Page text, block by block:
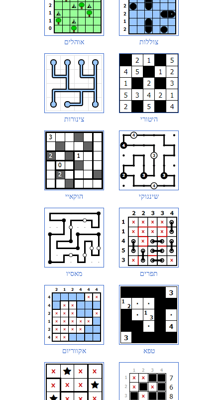
אוהלים צוללות
צינורות היטורי
הוקאיי שינגוקי
מאסיו תפרים
אקווריום טפא